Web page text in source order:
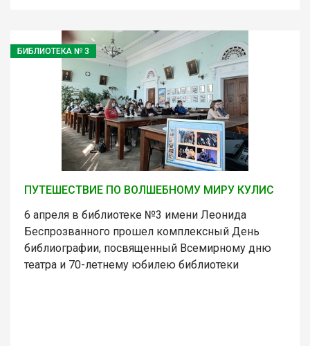
БИБЛИОТЕКА № 3
ПУТЕШЕСТВИЕ ПО ВОЛШЕБНОМУ МИРУ КУЛИС
6 апреля в библиотеке №3 имени Леонида
Беспрозванного прошел комплексный День
библиографии, посвященный Всемирному дню
театра и 70-летнему юбилею библиотеки